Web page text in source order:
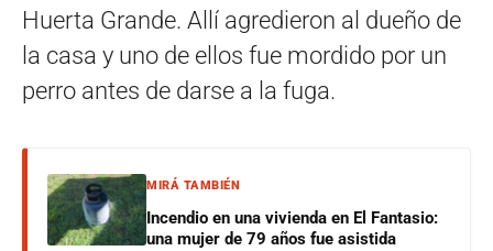
Huerta Grande. Allí agredieron al dueño de
la casa y uno de ellos fue mordido por un
perro antes de darse a la fuga.
MIRÁ TAMBIÉN
Incendio en una vivienda en El Fantasio:
una mujer de 79 años fue asistida